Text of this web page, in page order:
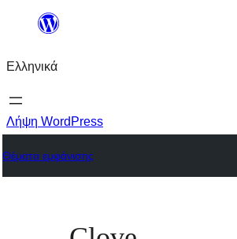
Μετάβαση
περιεχόμενο
Ελληνικά
Λήψη WordPress
Θέματα εμφάνισης